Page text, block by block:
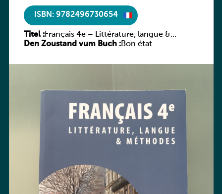
ISBN: 9782496730654
Titel :Français 4e – Littérature, langue &
méthodes
Den Zoustand vum Buch :Bon état